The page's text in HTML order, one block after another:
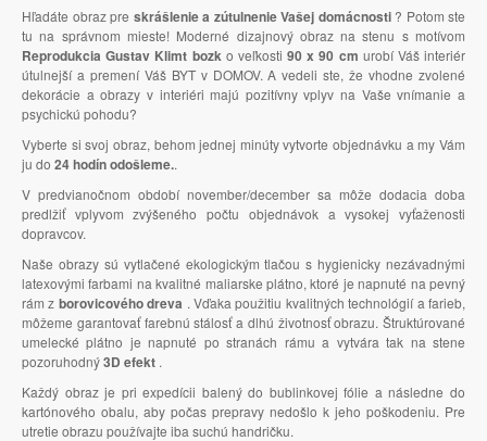
Hľadáte obraz pre skrášlenie a zútulnenie Vašej domácnosti ? Potom ste
tu na správnom mieste! Moderné dizajnový obraz na stenu s motívom
Reprodukcia Gustav Klimt bozk o veľkosti 90 x 90 cm urobí Váš interiér
útulnejší a premení Váš BYT v DOMOV. A vedeli ste, že vhodne zvolené
dekorácie a obrazy v interiéri majú pozitívny vplyv na Vaše vnímanie a
psychickú pohodu?
Vyberte si svoj obraz, behom jednej minúty vytvorte objednávku a my Vám
ju do 24 hodín odošleme..
V predvianočnom období november/december sa môže dodacia doba
predlžiť vplyvom zvýšeného počtu objednávok a vysokej vyťaženosti
dopravcov.
Naše obrazy sú vytlačené ekologickým tlačou s hygienicky nezávadnými
latexovými farbami na kvalitné maliarske plátno, ktoré je napnuté na pevný
rám z borovicového dreva . Vďaka použitiu kvalitných technológií a farieb,
môžeme garantovať farebnú stálosť a dlhú životnosť obrazu. Štruktúrované
umelecké plátno je napnuté po stranách rámu a vytvára tak na stene
pozoruhodný3D efekt .
Každý obraz je pri expedícii balený do bublinkovej fólie a následne do
kartónového obalu, aby počas prepravy nedošlo k jeho poškodeniu. Pre
utretie obrazu používajte iba suchú handričku.